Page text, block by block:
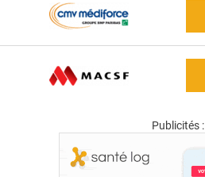
Publicités :